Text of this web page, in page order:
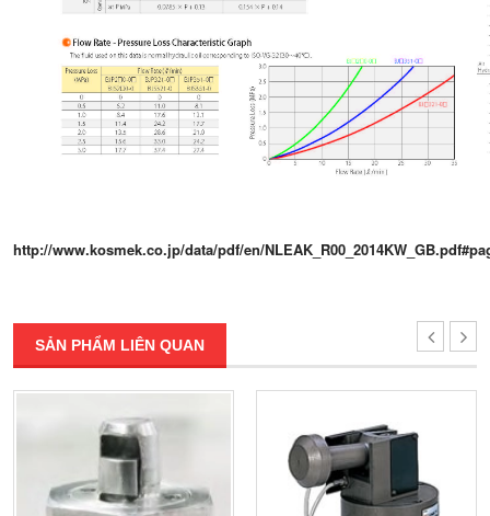
http://www.kosmek.co.jp/data/pdf/en/
SẢN PHẨM LIÊN QUAN